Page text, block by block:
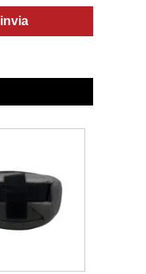
invia